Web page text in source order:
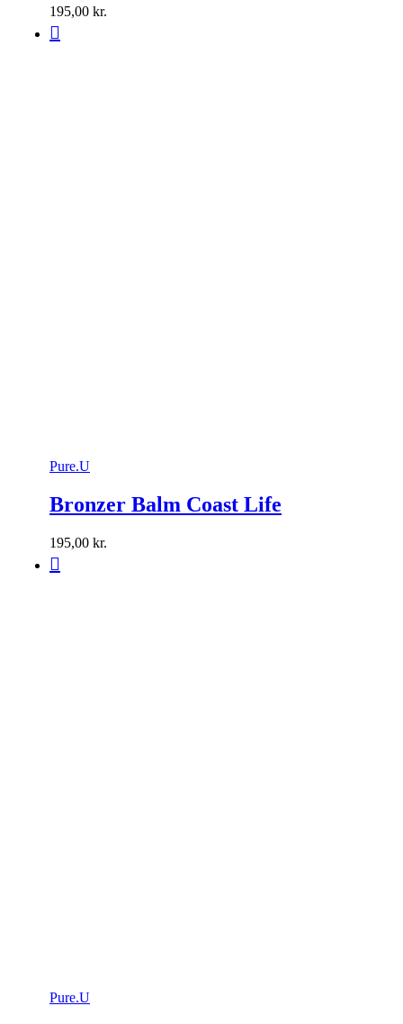
195,00 kr.
Pure.U
Bronzer Balm Coast Life
195,00 kr.
Pure.U